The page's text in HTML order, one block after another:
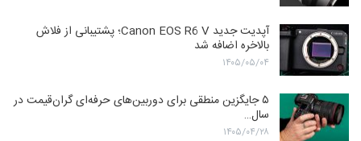
آپدیت جدید Canon EOS R6 V؛ پشتیبانی از فلاش
بالاخره اضافه شد
۱۴۰۵/۰۵/۰۴
۵ جایگزین منطقی برای دوربین‌های حرفه‌ای گران‌قیمت در
سال…
۱۴۰۵/۰۴/۲۸